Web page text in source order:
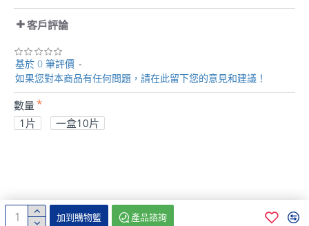
客戶評論
基於 0 筆評價 -
如果您對本商品有任何問題，請在此留下您的意見和建議！
數量
1片
一盒10片
加到購物籃 產品諮詢
版權所有 © 2020 凌芯貿易公司，保留一切權利。